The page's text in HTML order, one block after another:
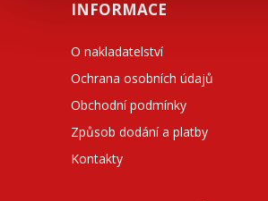
INFORMACE
O nakladatelství
Ochrana osobních údajů
Obchodní podmínky
Způsob dodání a platby
Kontakty